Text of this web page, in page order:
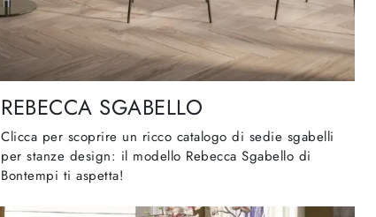
REBECCA SGABELLO
Clicca per scoprire un ricco catalogo di sedie sgabelli
per stanze design: il modello Rebecca Sgabello di
Bontempi ti aspetta!